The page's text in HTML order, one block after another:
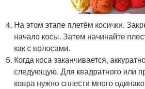
На этом этапе плетём косички.
начало косы. Затем начинайте
как с волосами.
Когда коса заканчивается,
следующую. Для квадратного или
ковра нужно сплести много